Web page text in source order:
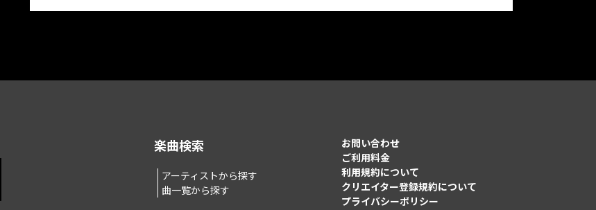
楽曲検索
アーティストから探す
曲一覧から探す
お問い合わせ
ご利用料金
利用規約について
クリエイター登録規約について
プライバシーポリシー